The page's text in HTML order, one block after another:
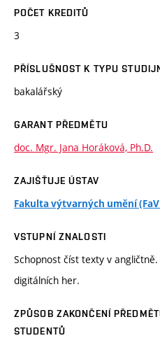
POČET KREDITŮ
3
PŘÍSLUŠNOST K TYPU
bakalářský
GARANT PŘEDMĚTU
doc. Mgr. Jana Horáková, Ph.D.
ZAJIŠŤUJE ÚSTAV
Fakulta výtvarných umění
VSTUPNÍ ZNALOSTI
Schopnost číst texty v
digitálních her.
ZPŮSOB ZAKONČENÍ
STUDENTŮ